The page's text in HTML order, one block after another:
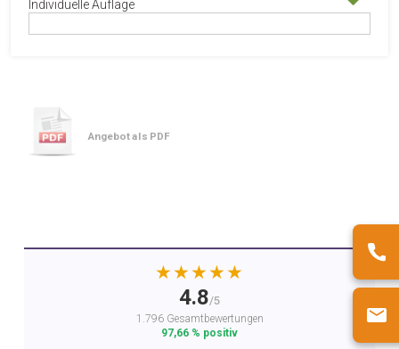
Individuelle Auflage
Angebot als PDF
★★★★★
4.8/5
1.796 Gesamtbewertungen
97,66 % positiv